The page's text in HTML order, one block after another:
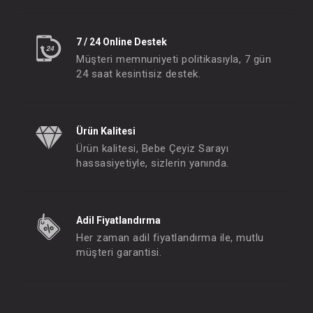
7 / 24 Online Destek
Müşteri memnuniyeti politikasıyla, 7 gün
24 saat kesintisiz destek.
Ürün Kalitesi
Ürün kalitesi, Bebe Çeyiz Sarayı
hassasiyetiyle, sizlerin yanında.
Adil Fiyatlandırma
Her zaman adil fiyatlandırma ile, mutlu
müşteri garantisi.